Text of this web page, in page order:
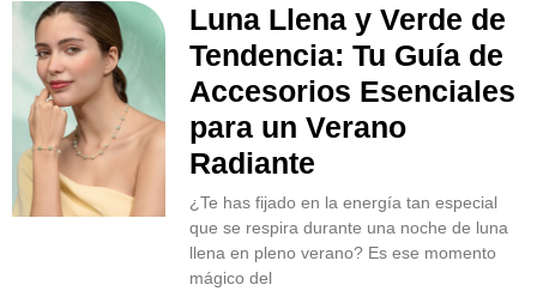
Luna Llena y Verde de
Tendencia: Tu Guía de
Accesorios Esenciales
para un Verano
Radiante
¿Te has fijado en la energía tan especial
que se respira durante una noche de luna
llena en pleno verano? Es ese momento
mágico del